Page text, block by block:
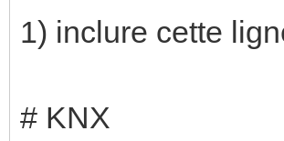
1) inclure cette
# KNX